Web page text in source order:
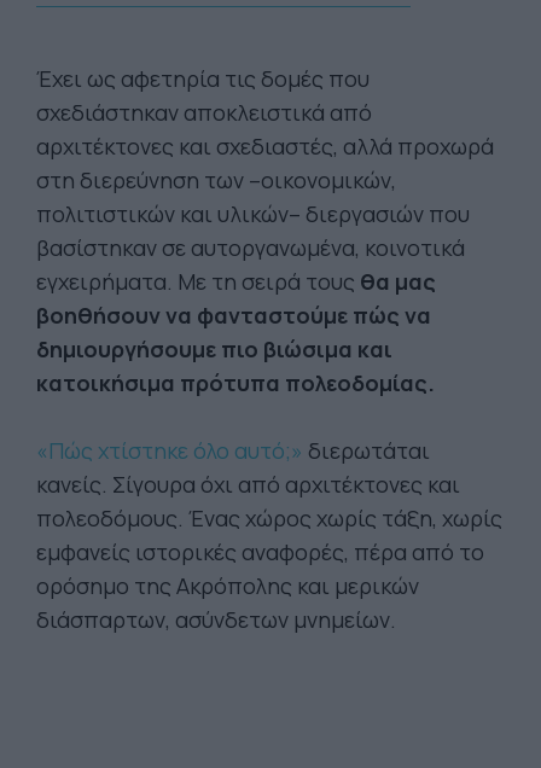
Έχει ως αφετηρία τις δομές που
σχεδιάστηκαν αποκλειστικά από
αρχιτέκτονες και σχεδιαστές, αλλά προχωρά
στη διερεύνηση των –οικονομικών,
πολιτιστικών και υλικών– διεργασιών που
βασίστηκαν σε αυτοργανωμένα, κοινοτικά
εγχειρήματα. Με τη σειρά τους θα μας
βοηθήσουν να φανταστούμε πώς να
δημιουργήσουμε πιο βιώσιμα και
κατοικήσιμα πρότυπα πολεοδομίας.
«Πώς χτίστηκε όλο αυτό;» διερωτάται
κανείς. Σίγουρα όχι από αρχιτέκτονες και
πολεοδόμους. Ένας χώρος χωρίς τάξη, χωρίς
εμφανείς ιστορικές αναφορές, πέρα από το
ορόσημο της Ακρόπολης και μερικών
διάσπαρτων, ασύνδετων μνημείων.